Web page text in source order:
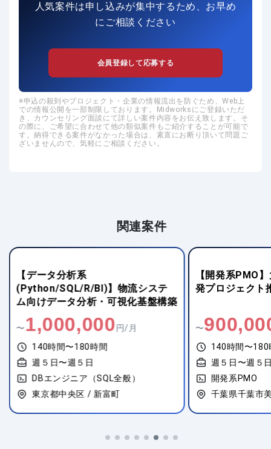
人気案件は申し込みが集中するため、お早め
にご相談ください
会員登録して応募する
申込の殺到やプロジェクト・企業の情報流出を防ぐため、Web上
での情報公開を一部制限しております。Midworksにご登録いただ
き、カウンセリング面談にて詳しい案件内容をお伝え致します。そ
の際に、ご希望に合わせて他の類似案件もご紹介することが可能で
す。納得できる案件がなかった場合は、素直にお断り頂いて問題ご
ざいませんので、気軽にご相談ください。
関連案件
【データ分析系
(Python/SQL/R/BI)】物流システ
ム向けデータ分析・可視化基盤構築
〜1,000,000 円/月
140時間〜180時間
週５日〜週５日
DBエンジニア（SQL全般）
東京都中央区 / 新富町
【開発系PMO
発プロジェクト
〜
140時間〜180
週５日〜週５
開発系PMO
千葉県千葉市